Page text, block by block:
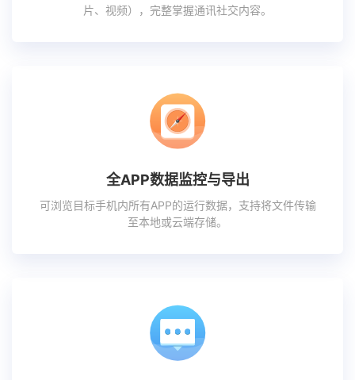
片、视频），完整掌握通讯社交内容。
全APP数据监控与导出
可浏览目标手机内所有APP的运行数据，支持将文件传输
至本地或云端存储。